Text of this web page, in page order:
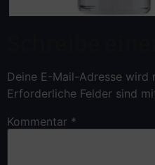
Deine E-Mail-Adresse
Erforderliche Felder sind
Kommentar *